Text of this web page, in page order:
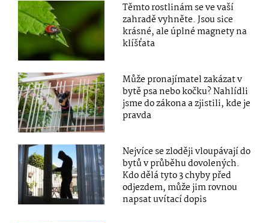
Těmto rostlinám se ve vaší
zahradě vyhněte. Jsou sice
krásné, ale úplné magnety na
klíšťata
Může pronajímatel zakázat v
bytě psa nebo kočku? Nahlídli
jsme do zákona a zjistili, kde je
pravda
Nejvíce se zloději vloupávají do
bytů v průběhu dovolených.
Kdo dělá tyto 3 chyby před
odjezdem, může jim rovnou
napsat uvítací dopis